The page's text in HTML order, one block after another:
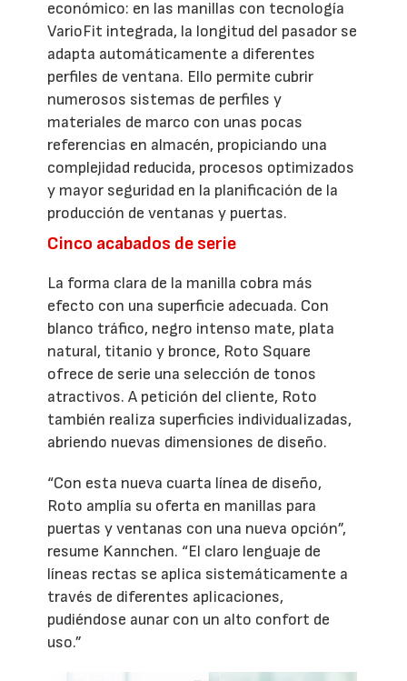
económico: en las manillas con tecnología
VarioFit integrada, la longitud del pasador se
adapta automáticamente a diferentes
perfiles de ventana. Ello permite cubrir
numerosos sistemas de perfiles y
materiales de marco con unas pocas
referencias en almacén, propiciando una
complejidad reducida, procesos optimizados
y mayor seguridad en la planificación de la
producción de ventanas y puertas.
Cinco acabados de serie
La forma clara de la manilla cobra más
efecto con una superficie adecuada. Con
blanco tráfico, negro intenso mate, plata
natural, titanio y bronce, Roto Square
ofrece de serie una selección de tonos
atractivos. A petición del cliente, Roto
también realiza superficies individualizadas,
abriendo nuevas dimensiones de diseño.
“Con esta nueva cuarta línea de diseño,
Roto amplía su oferta en manillas para
puertas y ventanas con una nueva opción”,
resume Kannchen. “El claro lenguaje de
líneas rectas se aplica sistemáticamente a
través de diferentes aplicaciones,
pudiéndose aunar con un alto confort de
uso.”